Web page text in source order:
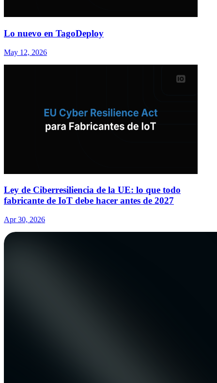
Lo nuevo en TagoDeploy
May 12, 2026
Ley de Ciberresiliencia de la UE: lo que todo
fabricante de IoT debe hacer antes de 2027
Apr 30, 2026